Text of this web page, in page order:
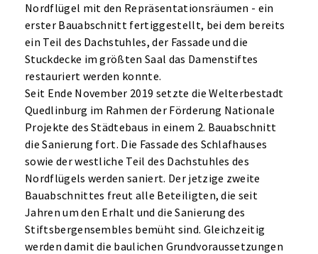
Nordflügel mit den Repräsentationsräumen - ein
erster Bauabschnitt fertiggestellt, bei dem bereits
ein Teil des Dachstuhles, der Fassade und die
Stuckdecke im größten Saal das Damenstiftes
restauriert werden konnte.
Seit Ende November 2019 setzte die Welterbestadt
Quedlinburg im Rahmen der Förderung Nationale
Projekte des Städtebaus in einem 2. Bauabschnitt
die Sanierung fort. Die Fassade des Schlafhauses
sowie der westliche Teil des Dachstuhles des
Nordflügels werden saniert. Der jetzige zweite
Bauabschnittes freut alle Beteiligten, die seit
Jahren um den Erhalt und die Sanierung des
Stiftsbergensembles bemüht sind. Gleichzeitig
werden damit die baulichen Grundvoraussetzungen